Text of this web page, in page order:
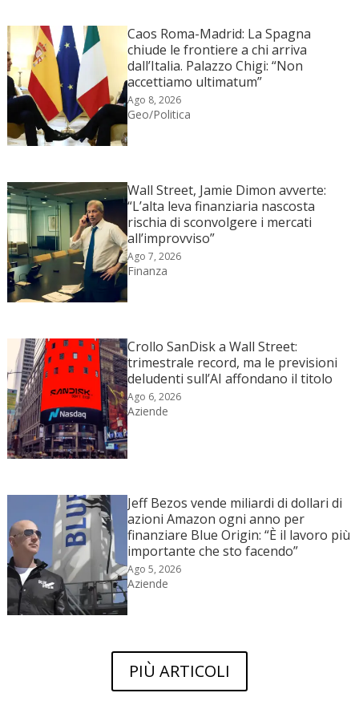
Caos Roma-Madrid: La Spagna
chiude le frontiere a chi arriva
dall’Italia. Palazzo Chigi: “Non
accettiamo ultimatum”
Ago 8, 2026
Geo/Politica
Wall Street, Jamie Dimon avverte:
“L’alta leva finanziaria nascosta
rischia di sconvolgere i mercati
all’improvviso”
Ago 7, 2026
Finanza
Crollo SanDisk a Wall Street:
trimestrale record, ma le previsioni
deludenti sull’AI affondano il titolo
Ago 6, 2026
Aziende
Jeff Bezos vende miliardi di dollari di
azioni Amazon ogni anno per
finanziare Blue Origin: “È il lavoro più
importante che sto facendo”
Ago 5, 2026
Aziende
PIÙ ARTICOLI